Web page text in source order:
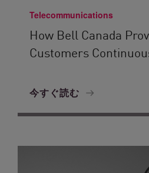
Telecommunications
How Bell Canada
Customers
今すぐ読む